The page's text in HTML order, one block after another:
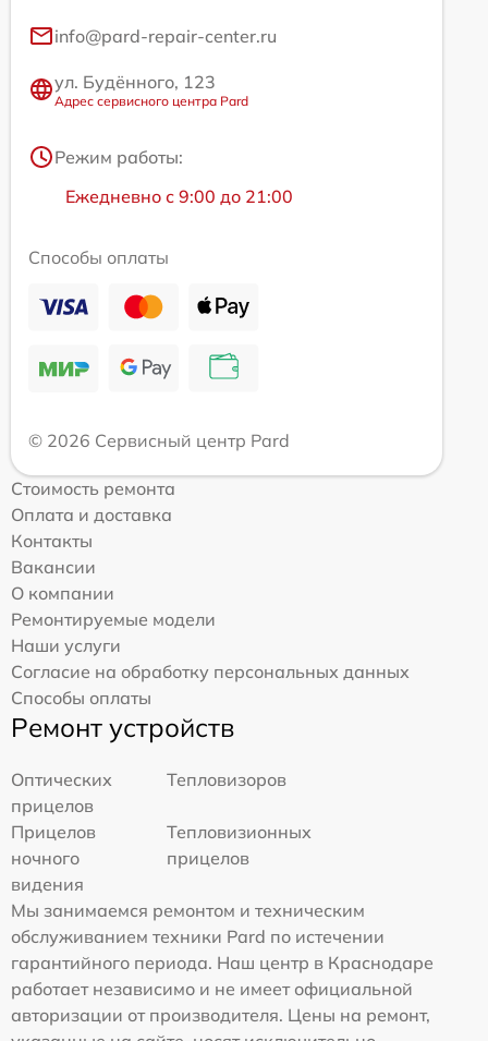
info@pard-repair-center.ru
ул. Будённого, 123
Адрес сервисного центра Pard
Режим работы:
Ежедневно с 9:00 до 21:00
Способы оплаты
© 2026 Сервисный центр Pard
Стоимость ремонта
Оплата и доставка
Контакты
Вакансии
О компании
Ремонтируемые модели
Наши услуги
Согласие на обработку персональных данных
Способы оплаты
Ремонт устройств
Оптических
прицелов
Тепловизоров
Прицелов
ночного
видения
Тепловизионных
прицелов
Мы занимаемся ремонтом и техническим
обслуживанием техники Pard по истечении
гарантийного периода. Наш центр в Краснодаре
работает независимо и не имеет официальной
авторизации от производителя. Цены на ремонт,